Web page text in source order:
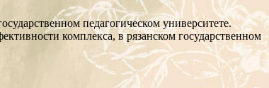
педагогическом университете.
комплекса, в рязанском государственном